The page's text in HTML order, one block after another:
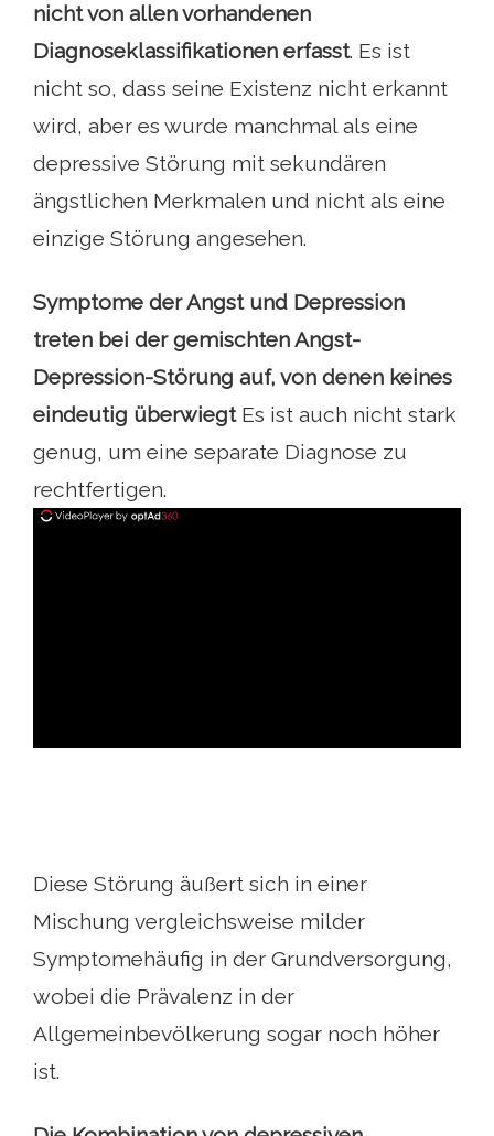
nicht von allen vorhandenen
Diagnoseklassifikationen erfasst. Es ist
nicht so, dass seine Existenz nicht erkannt
wird, aber es wurde manchmal als eine
depressive Störung mit sekundären
ängstlichen Merkmalen und nicht als eine
einzige Störung angesehen.
Symptome der Angst und Depression
treten bei der gemischten Angst-
Depression-Störung auf, von denen keines
eindeutig überwiegtEs ist auch nicht stark
genug, um eine separate Diagnose zu
rechtfertigen.
Diese Störung äußert sich in einer
Mischung vergleichsweise milder
Symptomehäufig in der Grundversorgung,
wobei die Prävalenz in der
Allgemeinbevölkerung sogar noch höher
ist.